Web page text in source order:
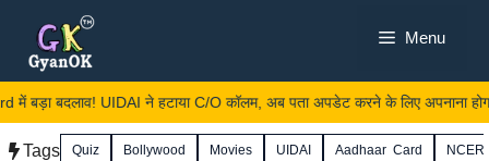
content
Menu
बड़ा बदलाव! UIDAI ने हटाया C/O कॉलम, अब पता अपडेट करने के लिए अपनाना होगा ये
Tags Quiz Bollywood Movies UIDAI Aadhaar Card